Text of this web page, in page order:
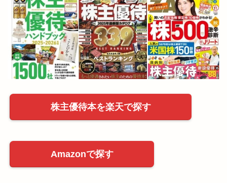
株主優待本を楽天で探す
Amazonで探す